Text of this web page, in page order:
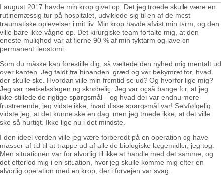
I august 2017 havde min krop givet op. Det jeg troede skulle være en
rutinemæssig tur på hospitalet, udviklede sig til en af de mest
traumatiske oplevelser i mit liv. Min krop havde afvist min tarm, og den
ville bare ikke vågne op. Det kirurgiske team fortalte mig, at den
eneste mulighed var at fjerne 90 % af min tyktarm og lave en
permanent ileostomi.
Som du måske kan forestille dig, så væltede den nyhed mig mentalt ud
over kanten. Jeg faldt fra hinanden, græd og var bekymret for, hvad
der skulle ske. Hvordan ville min fremtid se ud? Og hvorfor lige mig?
Jeg var rædselsslagen og skrøbelig. Jeg var også bange for, at jeg
ikke stillede de rigtige spørgsmål – og hvad der var endnu mere
frustrerende, jeg vidste ikke, hvad disse spørgsmål var! Selvfølgelig
vidste jeg, at det kunne ske en dag, men jeg troede ikke, at det ville
ske så hurtigt. Ikke lige nu i det mindste.
I den ideel verden ville jeg være forberedt på en operation og have
masser af tid til at trappe ud af alle de biologiske lægemidler, jeg tog.
Men situationen var for alvorlig til ikke at handle med det samme, og
det efterlod mig i en situation, hvor jeg skulle komme mig efter en
alvorlig operation med en krop, der i forvejen var svag.